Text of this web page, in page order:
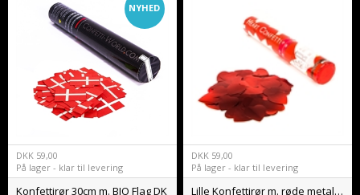
NYHED
DKK 59,00
På lager - klar til levering
Konfettirør 30cm m. BIO Flag DK
DKK 59,00
På lager - klar til levering
Lille Konfettirør m. røde metal hjerter